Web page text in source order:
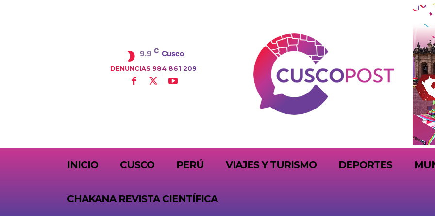
9.9 C Cusco
DENUNCIAS 984 861 209
INICIO CUSCO PERÚ VIAJES Y TURISMO DEPORTES
CHAKANA REVISTA CIENTÍFICA